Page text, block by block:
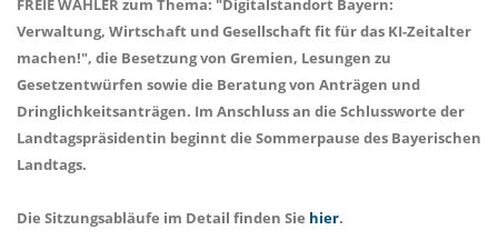
FREIE WÄHLER zum Thema: "Digitalstandort Bayern:
Verwaltung, Wirtschaft und Gesellschaft fit für das KI-Zeitalter
machen!", die Besetzung von Gremien, Lesungen zu
Gesetzentwürfen sowie die Beratung von Anträgen und
Dringlichkeitsanträgen. Im Anschluss an die Schlussworte der
Landtagspräsidentin beginnt die Sommerpause des Bayerischen
Landtags.
Die Sitzungsabläufe im Detail finden Sie hier.